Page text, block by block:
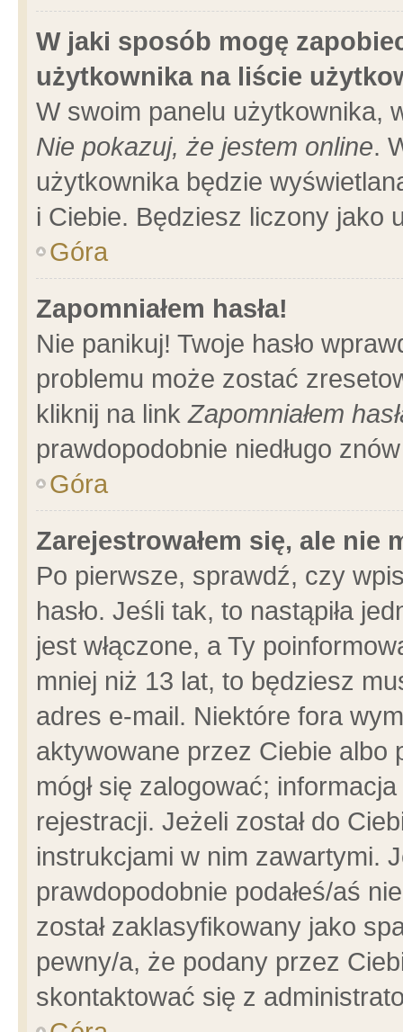
W jaki sposób mogę
użytkownika na liście
W swoim panelu użytkownika,
Nie pokazuj, że jestem online.
użytkownika będzie
i Ciebie. Będziesz liczony jako
Góra
Zapomniałem hasła!
Nie panikuj! Twoje hasło
problemu może zostać
kliknij na linkZapomniałem
prawdopodobnie niedługo
Góra
Zarejestrowałem się, ale nie
Po pierwsze, sprawdź, czy
hasło. Jeśli tak, to nastąpiła
jest włączone, a Ty
mniej niż 13 lat, to będziesz
adres e-mail. Niektóre fora
aktywowane przez Ciebie albo
mógł się zalogować;
rejestracji. Jeżeli został do
instrukcjami w nim zawartymi.
prawdopodobnie podałeś/aś
został zaklasyfikowany jako
pewny/a, że podany przez
skontaktować się z